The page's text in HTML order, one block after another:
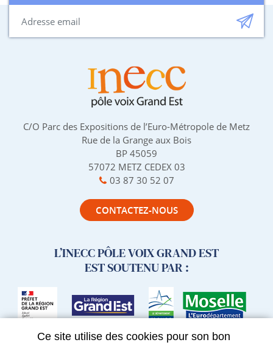
Ce site utilise des cookies pour son bon
C/O Parc des Expositions de l’Euro-Métropole de Metz
Rue de la Grange aux Bois
BP 45059
57072 METZ CEDEX 03
03 87 30 52 07
CONTACTEZ-NOUS
L’INECC PÔLE VOIX GRAND EST
EST SOUTENU PAR :